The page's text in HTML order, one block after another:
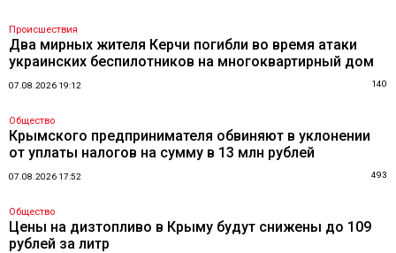
Происшествия
Два мирных жителя Керчи погибли во время атаки
украинских беспилотников на многоквартирный дом
07.08.2026 19:12 140
Общество
Крымского предпринимателя обвиняют в уклонении
от уплаты налогов на сумму в 13 млн рублей
07.08.2026 17:52 493
Общество
Цены на дизтопливо в Крыму будут снижены до 109
рублей за литр